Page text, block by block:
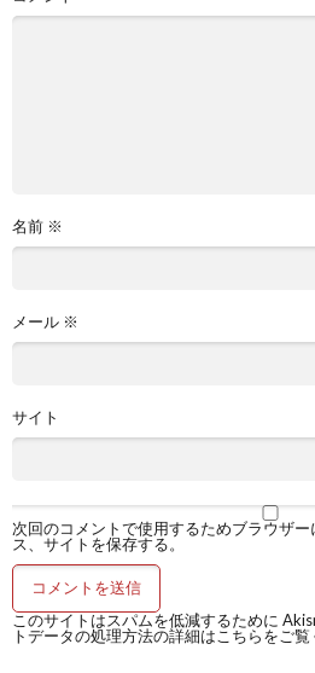
名前 ※
メール ※
サイト
次回のコメントで使用するためブラウザ
ス、サイトを保存する。
このサイトはスパムを低減するために
トデータの処理方法の詳細はこちらをご